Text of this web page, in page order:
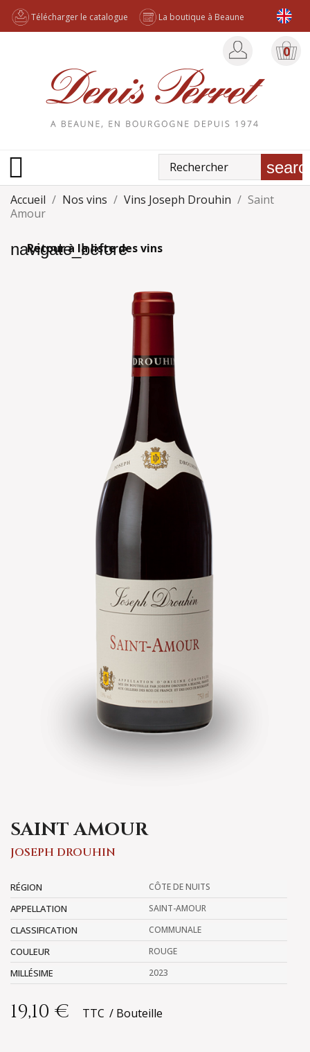
Télécharger le catalogue La boutique à Beaune
0

Accueil Nos vins Vins Joseph Drouhin
Saint
Amour
navigate_before
Retour à la liste des vins
SAINT AMOUR
JOSEPH DROUHIN
RÉGION CÔTE DE NUITS
APPELLATION SAINT-AMOUR
CLASSIFICATION COMMUNALE
COULEUR ROUGE
MILLÉSIME 2023
19,10 € TTC Bouteille